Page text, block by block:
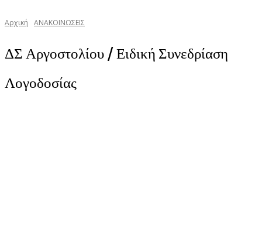
Αρχική ΑΝΑΚΟΙΝΩΣΕΙΣ
ΔΣ Αργοστολίου / Ειδική Συνεδρίαση
Λογοδοσίας